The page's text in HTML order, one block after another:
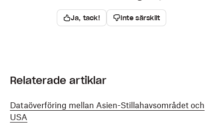
Ja, tack! Inte särskilt
Relaterade artiklar
Dataöverföring mellan Asien-Stillahavsområdet och
USA